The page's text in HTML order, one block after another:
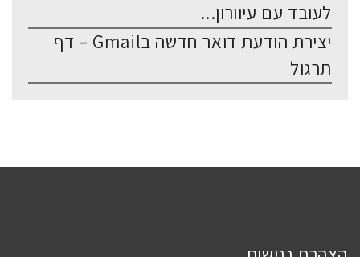
לעובד עם עיוורון...
יצירת הודעת דואר חדשה בGmail – דף
תרגול